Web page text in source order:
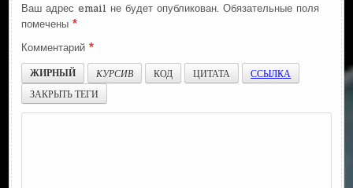
Ваш адрес email не будет опубликован. Обязательные поля
помечены*
Комментарий*
ЖИРНЫЙ
КУРСИВ КОД ЦИТАТА
ССЫЛКА
ЗАКРЫТЬ ТЕГИ